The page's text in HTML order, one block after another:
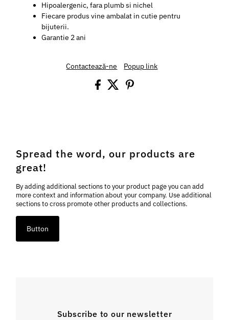
Hipoalergenic, fara plumb si nichel
Fiecare produs vine ambalat in cutie pentru
bijuterii.
Garantie 2 ani
Contactează-ne Popup link
Spread the word, our products are
great!
By adding additional sections to your product page you can add
more context and information about your company. Use additional
sections to cross promote other products and collections.
Button
Subscribe to our newsletter